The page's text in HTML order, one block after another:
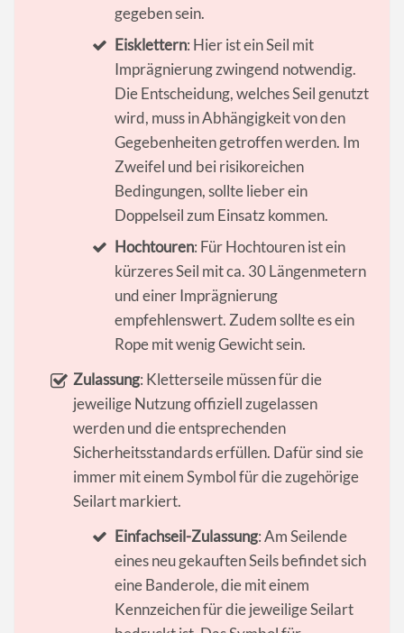
gegeben sein.
Eisklettern: Hier ist ein Seil mit
Imprägnierung zwingend notwendig.
Die Entscheidung, welches Seil genutzt
wird, muss in Abhängigkeit von den
Gegebenheiten getroffen werden. Im
Zweifel und bei risikoreichen
Bedingungen, sollte lieber ein
Doppelseil zum Einsatz kommen.
Hochtouren: Für Hochtouren ist ein
kürzeres Seil mit ca. 30 Längenmetern
und einer Imprägnierung
empfehlenswert. Zudem sollte es ein
Rope mit wenig Gewicht sein.
Zulassung: Kletterseile müssen für die
jeweilige Nutzung offiziell zugelassen
werden und die entsprechenden
Sicherheitsstandards erfüllen. Dafür sind sie
immer mit einem Symbol für die zugehörige
Seilart markiert.
Einfachseil-Zulassung: Am Seilende
eines neu gekauften Seils befindet sich
eine Banderole, die mit einem
Kennzeichen für die jeweilige Seilart